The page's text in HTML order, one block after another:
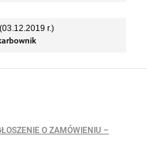
r.)
O ZAMÓWIENIU –